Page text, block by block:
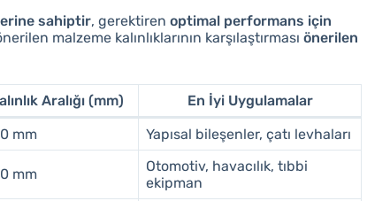
sahiptir, gerektirenoptimal performans için
malzeme kalınlıklarının karşılaştırmasıönerilen
Aralığı (mm)
En İyi Uygulamalar
mm Yapısal bileşenler, çatı levhaları
mm
Otomotiv, havacılık, tıbbi
ekipman